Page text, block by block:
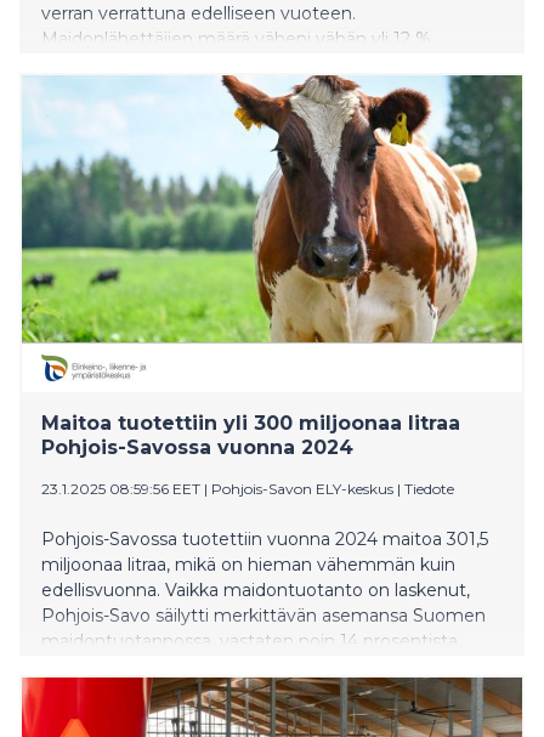
verran verrattuna edelliseen vuoteen.
Maidonlähettäjien määrä väheni vähän yli 12 %.
Maitoa tuotettiin yli 300 miljoonaa litraa
Pohjois-Savossa vuonna 2024
23.1.2025 08:59:56 EET | Pohjois-Savon ELY-keskus | Tiedote
Pohjois-Savossa tuotettiin vuonna 2024 maitoa 301,5
miljoonaa litraa, mikä on hieman vähemmän kuin
edellisvuonna. Vaikka maidontuotanto on laskenut,
Pohjois-Savo säilytti merkittävän asemansa Suomen
maidontuotannossa, vastaten noin 14 prosentista
kuitenkin jatkanut vähenemistään, mikä herättää
huolta alueen maidontuotannon tulevaisuudesta.